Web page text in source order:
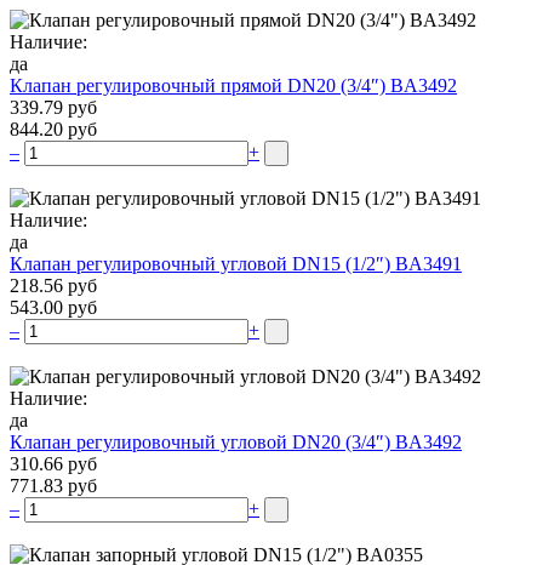
Наличие:
да
Клапан регулировочный прямой DN20 (3/4″) BA3492
339.79 руб
844.20 руб
–
+
Наличие:
да
Клапан регулировочный угловой DN15 (1/2″) BA3491
218.56 руб
543.00 руб
–
+
Наличие:
да
Клапан регулировочный угловой DN20 (3/4″) BA3492
310.66 руб
771.83 руб
–
+